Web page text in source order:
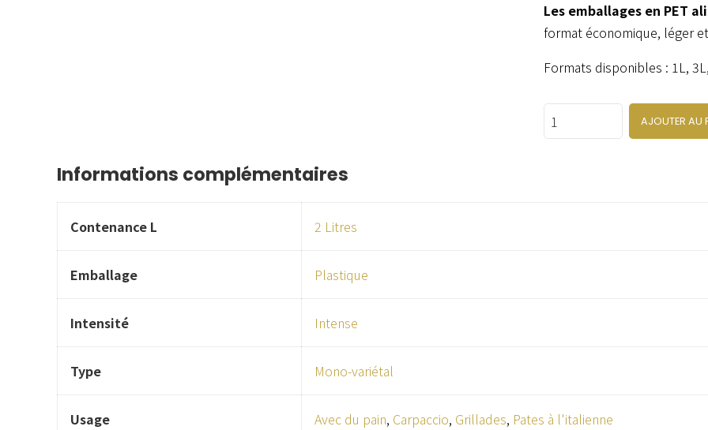
Les emballages en PET
format économique, léger
Formats disponibles : 1L,
Quantity AJOUTER AU
Informations complémentaires
Contenance L 2 Litres
Emballage Plastique
Intensité Intense
Type Mono-variétal
Usage Avec du pain, Carpaccio, Grillades, Pates à l'italienne